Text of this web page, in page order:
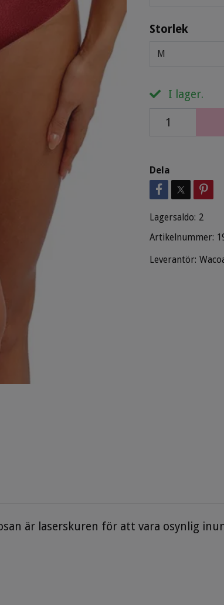
Storlek
M
I lager.
Dela
Lagersaldo: 2
Artikelnummer:
Leverantör:
är laserskuren för att vara osynlig